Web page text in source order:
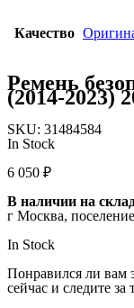
Качество
Ремень
(2014-2023)
SKU: 31484584
In Stock
6 050 ₽
В наличии на
г Москва,
In Stock
Понравился ли вам
сейчас и следите за